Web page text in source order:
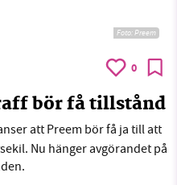
Foto:Preem
0
bör få tillstånd
att Preem bör få ja till att
Nu hänger avgörandet på